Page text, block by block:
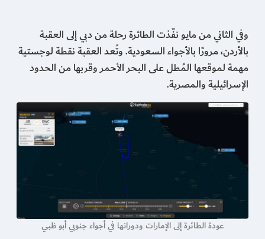
وفي الثاني من مايو نفّذت الطائرة رحلة من دبي إلى العقبة
بالأردن، مرورًا بالأجواء السعودية. وتُعد العقبة نقطة لوجستية
مهمة لموقعها المُطل على البحر الأحمر وقربها من الحدود
الإسرائيلية والمصرية.
عودة الطائرة إلى الإمارات ودورانها في أجواء جنوبي أبو ظبي